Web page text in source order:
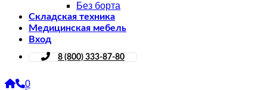
Без борта
Складская техника
Медицинская мебель
Вход
8 (800) 333-87-80
0